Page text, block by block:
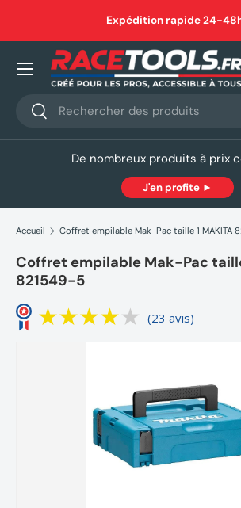
Aller au contenu
Expédition rapide 24-
Recherche
Rechercher
Nos produits
De nombreux produits à prix
J'en profite ►
Accueil Coffret empilable Mak-Pac taille 1 MAKITA
Coffret empilable Mak-Pac
821549-5
(23 avis)